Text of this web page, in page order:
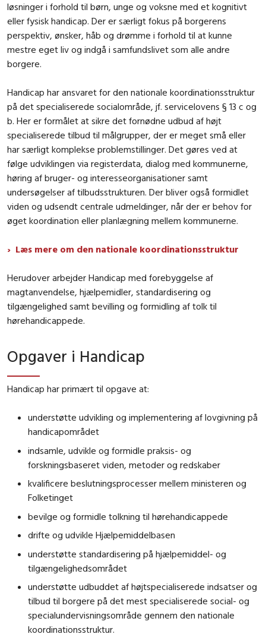
løsninger i forhold til børn, unge og voksne med et kognitivt
eller fysisk handicap. Der er særligt fokus på borgerens
perspektiv, ønsker, håb og drømme i forhold til at kunne
mestre eget liv og indgå i samfundslivet som alle andre
borgere.
Handicap har ansvaret for den nationale koordinationsstruktur
på det specialiserede socialområde, jf. servicelovens § 13 c og
b. Her er formålet at sikre det fornødne udbud af højt
specialiserede tilbud til målgrupper, der er meget små eller
har særligt komplekse problemstillinger. Det gøres ved at
følge udviklingen via registerdata, dialog med kommunerne,
høring af bruger- og interesseorganisationer samt
undersøgelser af tilbudsstrukturen. Der bliver også formidlet
viden og udsendt centrale udmeldinger, når der er behov for
øget koordination eller planlægning mellem kommunerne.
Læs mere om den nationale koordinationsstruktur
Herudover arbejder Handicap med forebyggelse af
magtanvendelse, hjælpemidler, standardisering og
tilgængelighed samt bevilling og formidling af tolk til
hørehandicappede.
Opgaver i Handicap
Handicap har primært til opgave at:
understøtte udvikling og implementering af lovgivning på
handicapområdet
indsamle, udvikle og formidle praksis- og
forskningsbaseret viden, metoder og redskaber
kvalificere beslutningsprocesser mellem ministeren og
Folketinget
bevilge og formidle tolkning til hørehandicappede
drifte og udvikle Hjælpemiddelbasen
understøtte standardisering på hjælpemiddel- og
tilgængelighedsområdet
understøtte udbuddet af højtspecialiserede indsatser og
tilbud til borgere på det mest specialiserede social- og
specialundervisningsområde gennem den nationale
koordinationsstruktur.